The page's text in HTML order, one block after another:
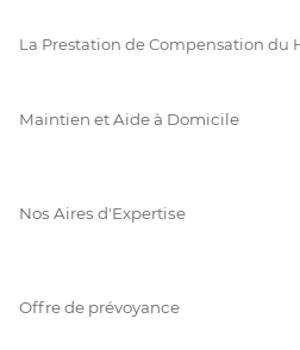
La Prestation de Compensation du
Maintien et Aide à Domicile
Nos Aires d'Expertise
Offre de prévoyance